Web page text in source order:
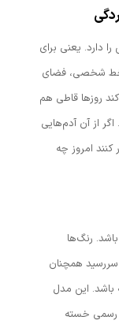
یعنی برای
خط شخصی، فضای
روزها قاطی هم
از آن آدم‌هایی
امروز چه
رنگ‌ها
سررسید همچنان
این مدل
رسمی خسته